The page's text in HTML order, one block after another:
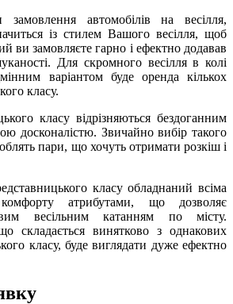
автомобілів на весілля,
із стилем Вашого весілля, щоб
ви замовляєте гарно і ефектно додавав
Для скромного весілля в колі
варіантом буде оренда кількох
класу.
класу відрізняються бездоганним
досконалістю. Звичайно вибір такого
пари, що хочуть отримати розкіш і
класу обладнаний всіма
атрибутами, що дозволяє
весільним катанням по місту.
складається винятково з однакових
класу, буде виглядати дуже ефектно